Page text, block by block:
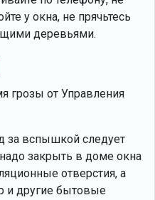
у окна, не прячьтесь
деревьями.
грозы от Управления
за вспышкой следует
закрыть в доме окна
отверстия, а
и другие бытовые